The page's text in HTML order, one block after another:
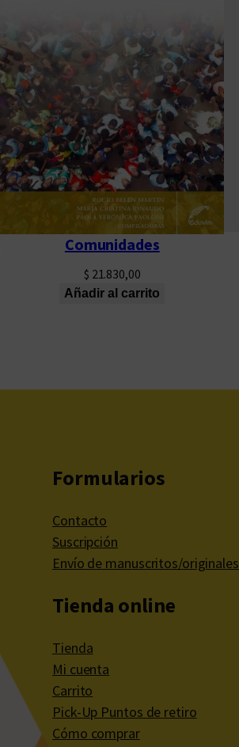
Comunidades
$ 21.830,00
Añadir al carrito
Formularios
Contacto
Suscripción
Envío de manuscritos/originales
Tienda online
Tienda
Mi cuenta
Carrito
Pick-Up Puntos de retiro
Cómo comprar